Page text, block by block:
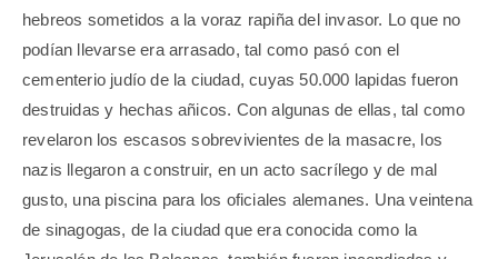
hebreos sometidos a la voraz rapiña del invasor. Lo que no
podían llevarse era arrasado, tal como pasó con el
cementerio judío de la ciudad, cuyas 50.000 lapidas fueron
destruidas y hechas añicos. Con algunas de ellas, tal como
revelaron los escasos sobrevivientes de la masacre, los
nazis llegaron a construir, en un acto sacrílego y de mal
gusto, una piscina para los oficiales alemanes. Una veintena
de sinagogas, de la ciudad que era conocida como la